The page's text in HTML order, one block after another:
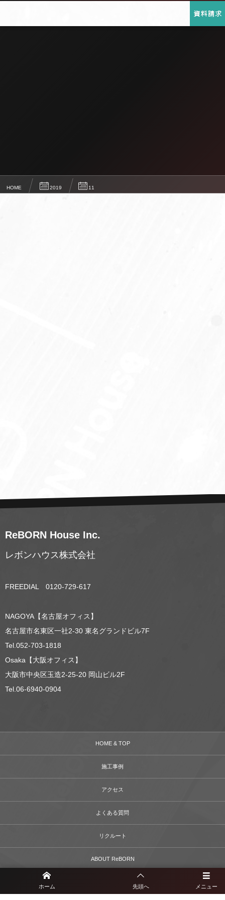
HOME 2019 11
メニュー
ホーム 先頭へ
ReBORN House Inc.
レボンハウス株式会社
FREEDIAL 0120-729-617
NAGOYA【名古屋オフィス】
名古屋市名東区一社2-30 東名グランドビル7F
Tel.052-703-1818
Osaka【大阪オフィス】
大阪市中央区玉造2-25-20 岡山ビル2F
Tel.06-6940-0904
HOME & TOP
施工事例
アクセス
よくある質問
リクルート
ABOUT ReBORN